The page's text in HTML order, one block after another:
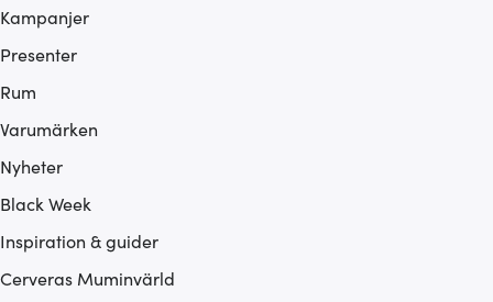
Kampanjer
Presenter
Rum
Varumärken
Nyheter
Black Week
Inspiration & guider
Cerveras Muminvärld